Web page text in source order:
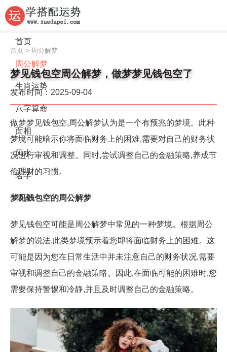
首页
周公解梦
生肖运势
八字算命
面相
风水
名字
星座
首页 > 周公解梦
梦见钱包空周公解梦，做梦梦见钱包空了
发布时间：2025-09-04
做梦梦见钱包空,周公解梦认为是一个有预兆的梦境。此种
梦境可能暗示你将面临财务上的困难,需要对自己的财务状
况进行审视和调整。同时,尝试调整自己的金融策略,养成节
俭理财的习惯。
梦见钱包空的周公解梦
梦见钱包空可能是周公解梦中常见的一种梦境。根据周公
解梦的说法,此类梦境预示着您即将面临财务上的困难。这
可能是因为您在日常生活中并未注意自己的财务状况,需要
审视和调整自己的金融策略。因此,在面临可能的困难时,您
需要保持警惕和冷静,并且及时调整自己的金融策略。